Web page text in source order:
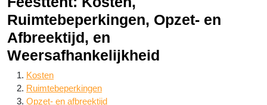
Ruimtebeperkingen, Opzet- en
Afbreektijd, en
Weersafhankelijkheid
Kosten
Ruimtebeperkingen
Opzet- en afbreektijd